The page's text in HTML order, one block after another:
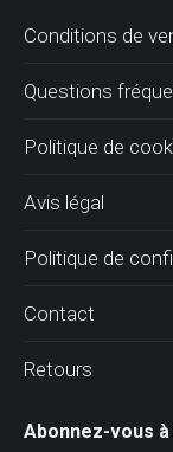
Conditions de
Questions
Politique de
Avis légal
Politique de
Contact
Retours
Abonnez-vous